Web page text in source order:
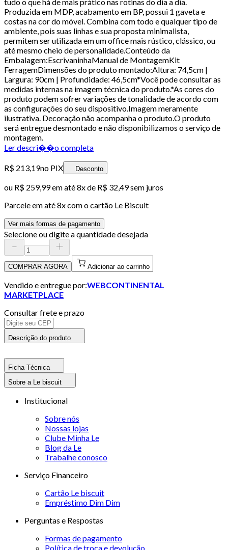
Produzida em MDP, acabamento em BP, possui 1 gaveta e
costas na cor do móvel. Combina com todo e qualquer tipo de
ambiente, pois suas linhas e sua proposta minimalista,
permitem ser utilizada em um office mais rústico, clássico, ou
até mesmo cheio de personalidade.Conteúdo da
Embalagem:EscrivaninhaManual de MontagemKit
FerragemDimensões do produto montado:Altura: 74,5cm |
Largura: 90cm | Profundidade: 46,5cm*Você pode consultar as
medidas internas na imagem técnica do produto.*As cores do
produto podem sofrer variações de tonalidade de acordo com
as configurações do seu dispositivo.Imagem meramente
ilustrativa. Decoração não acompanha o produto.O produto
será entregue desmontado e não disponibilizamos o serviço de
montagem.
Ler descri��o completa
R$ 213,19no PIX Desconto
ou R$ 259,99em até8x de R$ 32,49 sem juros
Parcele em até8x com o cartão Le Biscuit
Ver mais formas de pagamento
Selecione ou digite a quantidade desejada
COMPRAR AGORA Adicionar ao carrinho
Vendido e entregue por:WEBCONTINENTAL
MARKETPLACE
Consultar frete e prazo
Descrição do produto
Ficha Técnica
Sobre a Le biscuit
Institucional
Sobre nós
Nossas lojas
Clube Minha Le
Blog da Le
Trabalhe conosco
Serviço Financeiro
Cartão Le biscuit
Empréstimo Dim Dim
Perguntas e Respostas
Formas de pagamento
Política de troca e devolução